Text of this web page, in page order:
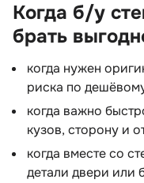
Когда б/у
рать
когда нужен
риска по
когда важно
кузов, сторону и
когда вместе со
детали двери или